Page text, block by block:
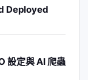
Deployed
設定與 AI 爬蟲